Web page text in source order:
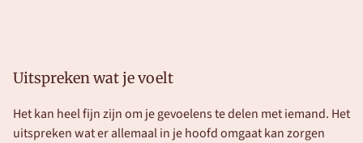
Uitspreken wat je voelt
Het kan heel fijn zijn om je gevoelens te delen met iemand. Het
uitspreken wat er allemaal in je hoofd omgaat kan zorgen